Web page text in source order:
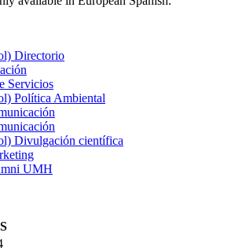
Directorio
Servicios
Política Ambiental
Divulgación científica
UMH
S